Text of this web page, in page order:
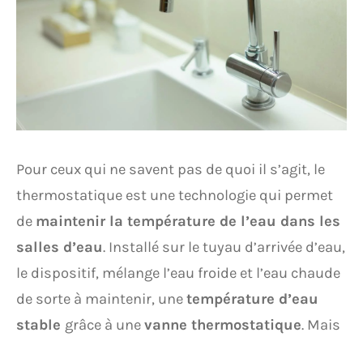
Pour ceux qui ne savent pas de quoi il s’agit, le
thermostatique est une technologie qui permet
de maintenir la température de l’eau dans les
salles d’eau. Installé sur le tuyau d’arrivée d’eau,
le dispositif, mélange l’eau froide et l’eau chaude
de sorte à maintenir, unetempérature d’eau
stable grâce à unevanne thermostatique. Mais